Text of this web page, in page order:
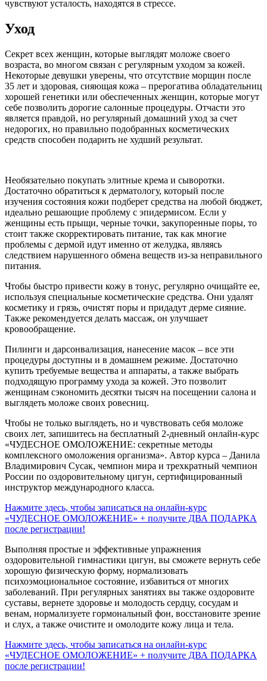
чувствуют усталость, находятся в стрессе.
Уход
Секрет всех женщин, которые выглядят моложе своего
возраста, во многом связан с регулярным уходом за кожей.
Некоторые девушки уверены, что отсутствие морщин после
35 лет и здоровая, сияющая кожа – прерогатива обладательниц
хорошей генетики или обеспеченных женщин, которые могут
себе позволить дорогие салонные процедуры. Отчасти это
является правдой, но регулярный домашний уход за счет
недорогих, но правильно подобранных косметических
средств способен подарить не худший результат.
Необязательно покупать элитные крема и сыворотки.
Достаточно обратиться к дерматологу, который после
изучения состояния кожи подберет средства на любой бюджет,
идеально решающие проблему с эпидермисом. Если у
женщины есть прыщи, черные точки, закупоренные поры, то
стоит также скорректировать питание, так как многие
проблемы с дермой идут именно от желудка, являясь
следствием нарушенного обмена веществ из-за неправильного
питания.
Чтобы быстро привести кожу в тонус, регулярно очищайте ее,
используя специальные косметические средства. Они удалят
косметику и грязь, очистят поры и придадут дерме сияние.
Также рекомендуется делать массаж, он улучшает
кровообращение.
Пилинги и дарсонвализация, нанесение масок – все эти
процедуры доступны и в домашнем режиме. Достаточно
купить требуемые вещества и аппараты, а также выбрать
подходящую программу ухода за кожей. Это позволит
женщинам сэкономить десятки тысяч на посещении салона и
выглядеть моложе своих ровесниц.
Чтобы не только выглядеть, но и чувствовать себя моложе
своих лет, запишитесь на бесплатный 2-дневный онлайн-курс
«ЧУДЕСНОЕ ОМОЛОЖЕНИЕ: секретные методы
комплексного омоложения организма». Автор курса – Данила
Владимирович Сусак, чемпион мира и трехкратный чемпион
России по оздоровительному цигун, сертифицированный
инструктор международного класса.
Нажмите здесь, чтобы записаться на онлайн-курс
«ЧУДЕСНОЕ ОМОЛОЖЕНИЕ» + получите ДВА ПОДАРКА
после регистрации!
Выполняя простые и эффективные упражнения
оздоровительной гимнастики цигун, вы сможете вернуть себе
хорошую физическую форму, нормализовать
психоэмоциональное состояние, избавиться от многих
заболеваний. При регулярных занятиях вы также оздоровите
суставы, вернете здоровье и молодость сердцу, сосудам и
венам, нормализуете гормональный фон, восстановите зрение
и слух, а также очистите и омолодите кожу лица и тела.
Нажмите здесь, чтобы записаться на онлайн-курс
«ЧУДЕСНОЕ ОМОЛОЖЕНИЕ» + получите ДВА ПОДАРКА
после регистрации!